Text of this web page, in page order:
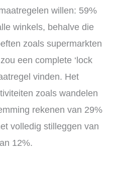
willen: 59%
winkels, behalve die
zoals supermarkten
een complete ‘lock
vinden. Het
zoals wandelen
rekenen van 29%
volledig stilleggen van
12%.